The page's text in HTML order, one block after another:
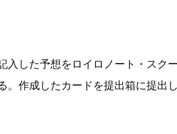
した予想をロイロノート・ス
作成したカードを提出箱に提出